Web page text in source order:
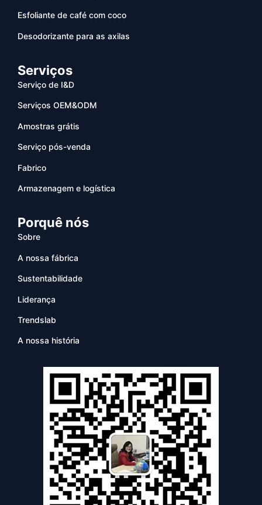
Esfoliante de café com coco
Desodorizante para as axilas
Serviços
Serviço de I&D
Serviços OEM&ODM
Amostras grátis
Serviço pós-venda
Fabrico
Armazenagem e logística
Porquê nós
Sobre
A nossa fábrica
Sustentabilidade
Liderança
Trendslab
A nossa história